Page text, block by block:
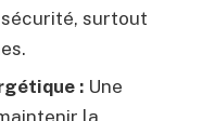
surtout
: Une